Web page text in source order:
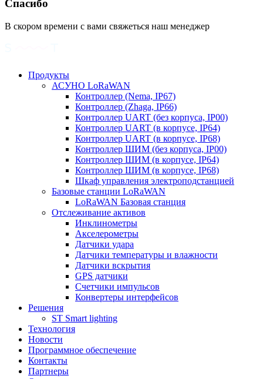
Спасибо
В скором времени с вами свяжеться наш менеджер
Продукты
АСУНО LoRaWAN
Контроллер (Nema, IP67)
Контроллер (Zhaga, IP66)
Контроллер UART (без корпуса, IP00)
Контроллер UART (в корпусе, IP64)
Контроллер UART (в корпусе, IP68)
Контроллер ШИМ (без корпуса, IP00)
Контроллер ШИМ (в корпусе, IP64)
Контроллер ШИМ (в корпусе, IP68)
Шкаф управления электроподстанцией
Базовые станции LoRaWAN
LoRaWAN Базовая станция
Отслеживание активов
Инклинометры
Акселерометры
Датчики удара
Датчики температуры и влажности
Датчики вскрытия
GPS датчики
Счетчики импульсов
Конвертеры интерфейсов
Решения
ST Smart lighting
Технология
Новости
Программное обеспечение
Контакты
Партнеры